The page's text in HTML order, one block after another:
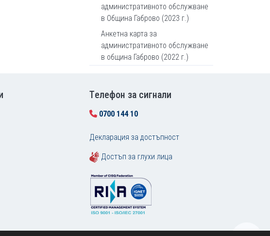
административното обслужване
в Община Габрово (2023 г.)
Анкетна карта за
административното обслужване
в община Габрово (2022 г.)
Tелефон за сигнали
0700 144 10
Декларация за достъпност
Достъп за глухи лица